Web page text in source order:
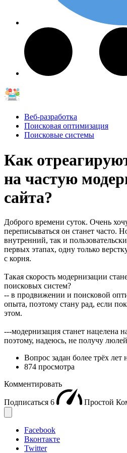
Веб-разработка
Поисковая оптимизация
Поисковые системы
Как
на частую
сайта?
Доброго времени суток. Очень
переписываться он станет часто.
внутренний, так и
первых этапах, одну только
с корня.
Такая скорость модернизации
поисковых систем?
-- в продвижении и поисковой
опыта, поэтому стану рад, если
этом.
---модернизация станет нацелена
поэтому, надеюсь, не получу
Вопрос задан более трёх лет
874 просмотра
Комментировать
Подписаться 6 Простой
Facebook
Вконтакте
Twitter